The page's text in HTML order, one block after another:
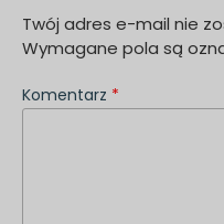
Twój adres e-mail nie
Wymagane pola są
Komentarz *